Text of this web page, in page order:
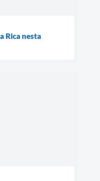
Rica nesta